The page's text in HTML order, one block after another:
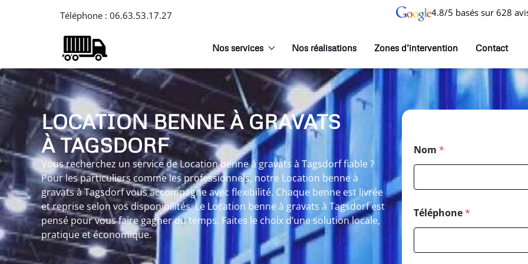
Téléphone : 06.63.53.17.27 4.8/5 basés sur 628
Nos services Nos réalisations Zones d’intervention Contact
LOCATION BENNE À GRAVATS
À TAGSDORF
Vous recherchez un service de Location benne à gravats à Tagsdorf fiable ?
Pour les particuliers comme les professionnels, notre Location benne à
gravats à Tagsdorf vous accompagne avec flexibilité. Chaque benne est livrée
et reprise selon vos disponibilités. Le Location benne à gravats à Tagsdorf est
pensé pour vous faire gagner du temps. Faites le choix d’une solution locale,
pratique et économique.
Nom *
Téléphone*